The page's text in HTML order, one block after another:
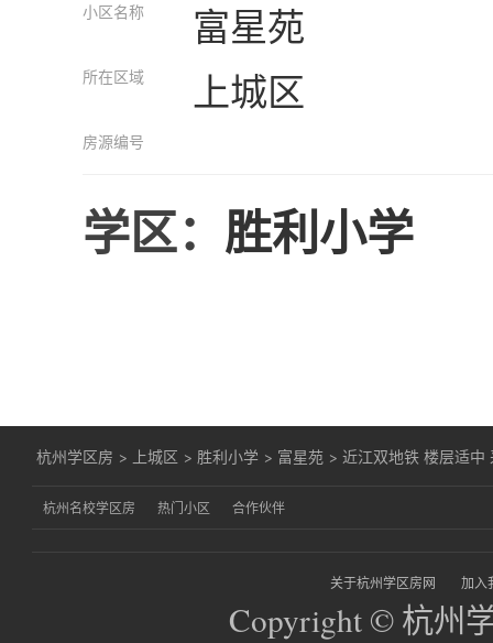
小区名称 富星苑
所在区域 上城区
房源编号
学区： 胜利小学
杭州学区房 > 上城区 > 胜利小学 > 富星苑 >近江双地铁 楼层适中
杭州名校学区房 热门小区 合作伙伴
关于杭州学区房网 加入
Copyright © 杭州